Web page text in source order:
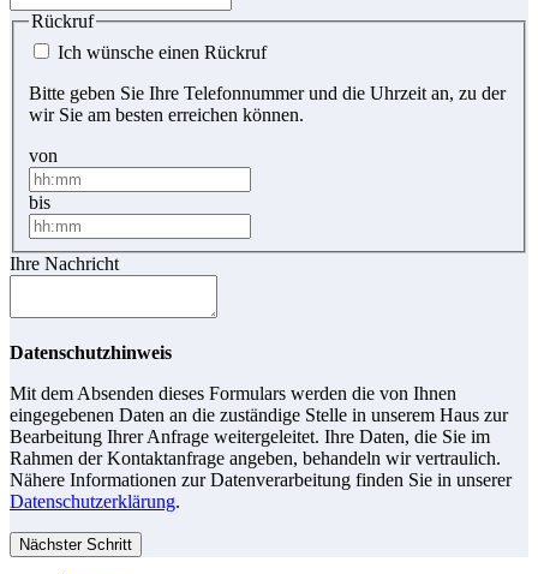
Rückruf
Ich wünsche einen Rückruf
Bitte geben Sie Ihre Telefonnummer und die Uhrzeit an, zu der
wir Sie am besten erreichen können.
von
bis
Ihre Nachricht
Datenschutzhinweis
Mit dem Absenden dieses Formulars werden die von Ihnen
eingegebenen Daten an die zuständige Stelle in unserem Haus zur
Bearbeitung Ihrer Anfrage weitergeleitet. Ihre Daten, die Sie im
Rahmen der Kontaktanfrage angeben, behandeln wir vertraulich.
Nähere Informationen zur Datenverarbeitung finden Sie in unserer
Datenschutzerklärung.
Nächster Schritt